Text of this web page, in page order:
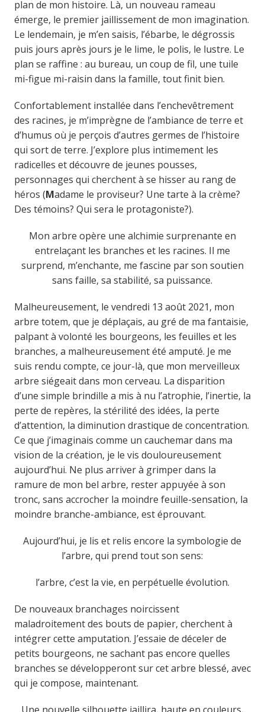
plan de mon histoire. Là, un nouveau rameau
émerge, le premier jaillissement de mon imagination.
Le lendemain, je m’en saisis, l’ébarbe, le dégrossis
puis jours après jours je le lime, le polis, le lustre. Le
plan se raffine : au bureau, un coup de fil, une tuile
mi-figue mi-raisin dans la famille, tout finit bien.
Confortablement installée dans l’enchevêtrement
des racines, je m’imprègne de l’ambiance de terre et
d’humus où je perçois d’autres germes de l’histoire
qui sort de terre. J’explore plus intimement les
radicelles et découvre de jeunes pousses,
personnages qui cherchent à se hisser au rang de
héros (Madame le proviseur? Une tarte à la crème?
Des témoins? Qui sera le protagoniste?).
Mon arbre opère une alchimie surprenante en
entrelaçant les branches et les racines. Il me
surprend, m’enchante, me fascine par son soutien
sans faille, sa stabilité, sa puissance.
Malheureusement, le vendredi 13 août 2021, mon
arbre totem, que je déplaçais, au gré de ma fantaisie,
palpant à volonté les bourgeons, les feuilles et les
branches, a malheureusement été amputé. Je me
suis rendu compte, ce jour-là, que mon merveilleux
arbre siégeait dans mon cerveau. La disparition
d’une simple brindille a mis à nu l’atrophie, l’inertie, la
perte de repères, la stérilité des idées, la perte
d’attention, la diminution drastique de concentration.
Ce que j’imaginais comme un cauchemar dans ma
vision de la création, je le vis douloureusement
aujourd’hui. Ne plus arriver à grimper dans la
ramure de mon bel arbre, rester appuyée à son
tronc, sans accrocher la moindre feuille-sensation, la
moindre branche-ambiance, est éprouvant.
Aujourd’hui, je lis et relis encore la symbologie de
l’arbre, qui prend tout son sens:
l’arbre, c’est la vie, en perpétuelle évolution.
De nouveaux branchages noircissent
maladroitement des bouts de papier, cherchent à
intégrer cette amputation. J’essaie de déceler de
petits bourgeons, ne sachant pas encore quelles
branches se développeront sur cet arbre blessé, avec
qui je compose, maintenant.